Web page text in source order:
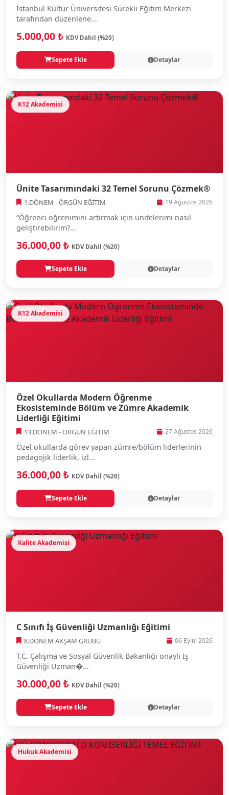
İstanbul Kültür Üniversitesi Sürekli Eğitim Merkezi
tarafından düzenlene...
5.000,00 ₺ KDV Dahil (%20)
Sepete Ekle Detaylar
K12 Akademisi
Ünite Tasarımındaki 32 Temel Sorunu Çözmek®
1.DÖNEM - ÖRGÜN EĞİTİM 19 Ağustos 2026
“Öğrenci öğrenimini artırmak için ünitelerimi nasıl
geliştirebilirim?...
36.000,00 ₺ KDV Dahil (%20)
Sepete Ekle Detaylar
K12 Akademisi
Özel Okullarda Modern Öğrenme
Ekosisteminde Bölüm ve Zümre Akademik
Liderliği Eğitimi
13.DÖNEM - ÖRGÜN EĞİTİM 27 Ağustos 2026
Özel okullarda görev yapan zümre/bölüm liderlerinin
pedagojik liderlik, izl...
36.000,00 ₺ KDV Dahil (%20)
Sepete Ekle Detaylar
Kalite Akademisi
C Sınıfı İş Güvenliği Uzmanlığı Eğitimi
8.DÖNEM AKŞAM GRUBU 06 Eylül 2026
T.C. Çalışma ve Sosyal Güvenlik Bakanlığı onaylı İş
Güvenliği Uzman�...
30.000,00 ₺ KDV Dahil (%20)
Sepete Ekle Detaylar
Hukuk Akademisi